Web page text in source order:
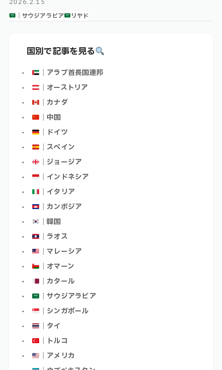
2026.2.15
｜サウジアラビア
リヤド
国別で記事を見る
｜アラブ首長国連邦
｜オーストリア
｜カナダ
｜中国
｜ドイツ
｜スペイン
｜ジョージア
｜インドネシア
｜イタリア
｜カンボジア
｜韓国
｜ラオス
｜マレーシア
｜オマーン
｜カタール
｜サウジアラビア
｜シンガポール
｜タイ
｜トルコ
｜アメリカ